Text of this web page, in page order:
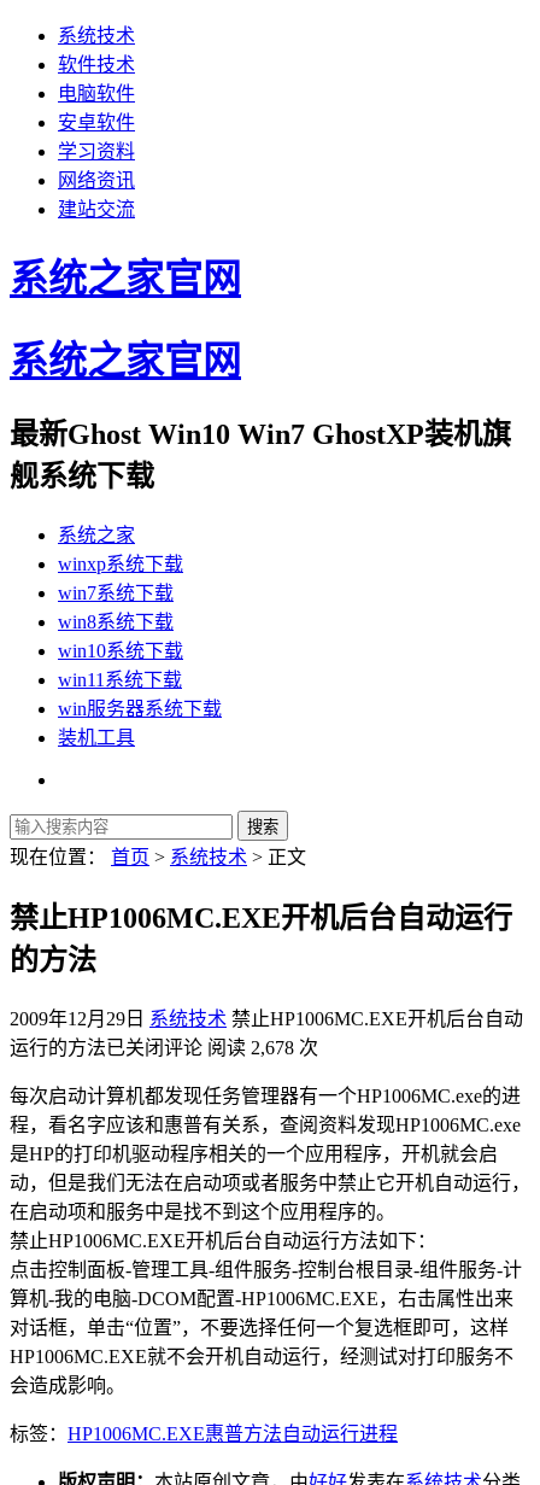
系统技术
软件技术
电脑软件
安卓软件
学习资料
网络资讯
建站交流
系统之家官网
系统之家官网
最新Ghost Win10 Win7 GhostXP装机旗
舰系统下载
系统之家
winxp系统下载
win7系统下载
win8系统下载
win10系统下载
win11系统下载
win服务器系统下载
装机工具
现在位置： 首页 > 系统技术 > 正文
禁止HP1006MC.EXE开机后台自动运行
的方法
2009年12月29日 系统技术 禁止HP1006MC.EXE开机后台自动
运行的方法已关闭评论 阅读 2,678 次
每次启动计算机都发现任务管理器有一个HP1006MC.exe的进
程，看名字应该和惠普有关系，查阅资料发现HP1006MC.exe
是HP的打印机驱动程序相关的一个应用程序，开机就会启
动，但是我们无法在启动项或者服务中禁止它开机自动运行，
在启动项和服务中是找不到这个应用程序的。
禁止HP1006MC.EXE开机后台自动运行方法如下：
点击控制面板-管理工具-组件服务-控制台根目录-组件服务-计
算机-我的电脑-DCOM配置-HP1006MC.EXE，右击属性出来
对话框，单击“位置”，不要选择任何一个复选框即可，这样
HP1006MC.EXE就不会开机自动运行，经测试对打印服务不
会造成影响。
标签： HP1006MC.EXE惠普方法自动运行进程